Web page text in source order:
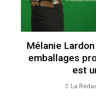
Mélanie
emballages
est
La